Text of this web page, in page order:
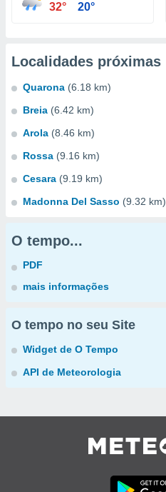
32° 20°
Localidades próximas
Quarona (6.18 km)
Breia (6.42 km)
Arola (8.46 km)
Rossa (9.16 km)
Cesara (9.19 km)
Madonna Del Sasso (9.32 km)
O tempo...
PDF
mais informações
O tempo no seu Site
Widget de O Tempo
API de Meteorologia